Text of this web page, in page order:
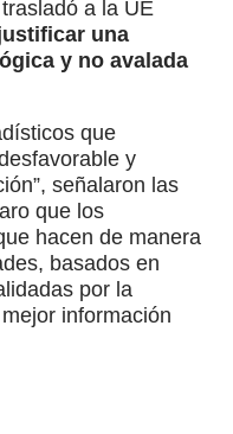
a la UE
una
y no avalada
que
y
señalaron las
que los
hacen de manera
basados en
por la
información